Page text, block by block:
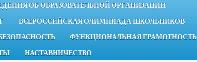
ОБ ОБРАЗОВАТЕЛЬНОЙ ОРГАНИЗАЦИИ
ВСЕРОССИЙСКАЯ ОЛИМПИАДА ШКОЛЬНИКОВ
ФУНКЦИОНАЛЬНАЯ ГРАМОТНОСТЬ
НАСТАВНИЧЕСТВО